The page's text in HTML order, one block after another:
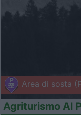
Area di sosta
Agriturismo Al